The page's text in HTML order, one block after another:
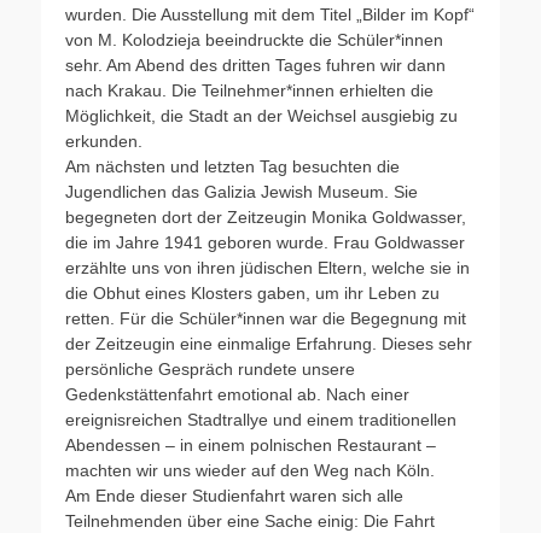
wurden. Die Ausstellung mit dem Titel „Bilder im Kopf“
von M. Kolodzieja beeindruckte die Schüler*innen
sehr. Am Abend des dritten Tages fuhren wir dann
nach Krakau. Die Teilnehmer*innen erhielten die
Möglichkeit, die Stadt an der Weichsel ausgiebig zu
erkunden.
Am nächsten und letzten Tag besuchten die
Jugendlichen das Galizia Jewish Museum. Sie
begegneten dort der Zeitzeugin Monika Goldwasser,
die im Jahre 1941 geboren wurde. Frau Goldwasser
erzählte uns von ihren jüdischen Eltern, welche sie in
die Obhut eines Klosters gaben, um ihr Leben zu
retten. Für die Schüler*innen war die Begegnung mit
der Zeitzeugin eine einmalige Erfahrung. Dieses sehr
persönliche Gespräch rundete unsere
Gedenkstättenfahrt emotional ab. Nach einer
ereignisreichen Stadtrallye und einem traditionellen
Abendessen – in einem polnischen Restaurant –
machten wir uns wieder auf den Weg nach Köln.
Am Ende dieser Studienfahrt waren sich alle
Teilnehmenden über eine Sache einig: Die Fahrt